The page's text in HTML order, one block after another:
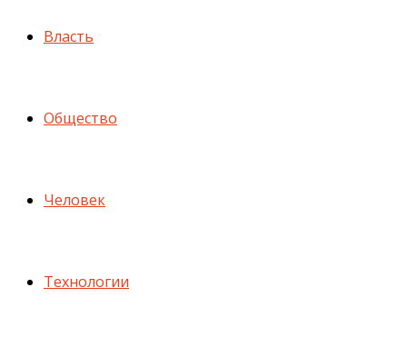
Власть
Общество
Человек
Технологии